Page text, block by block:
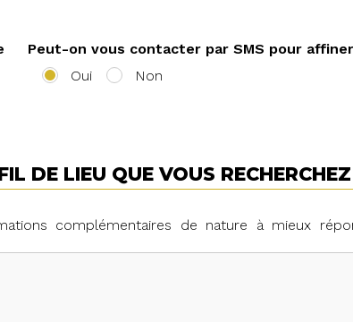
Peut-on vous contacter par SMS pour
Oui
Non
DE LIEU QUE VOUS RECHERCHEZ
complémentaires de nature à mieux